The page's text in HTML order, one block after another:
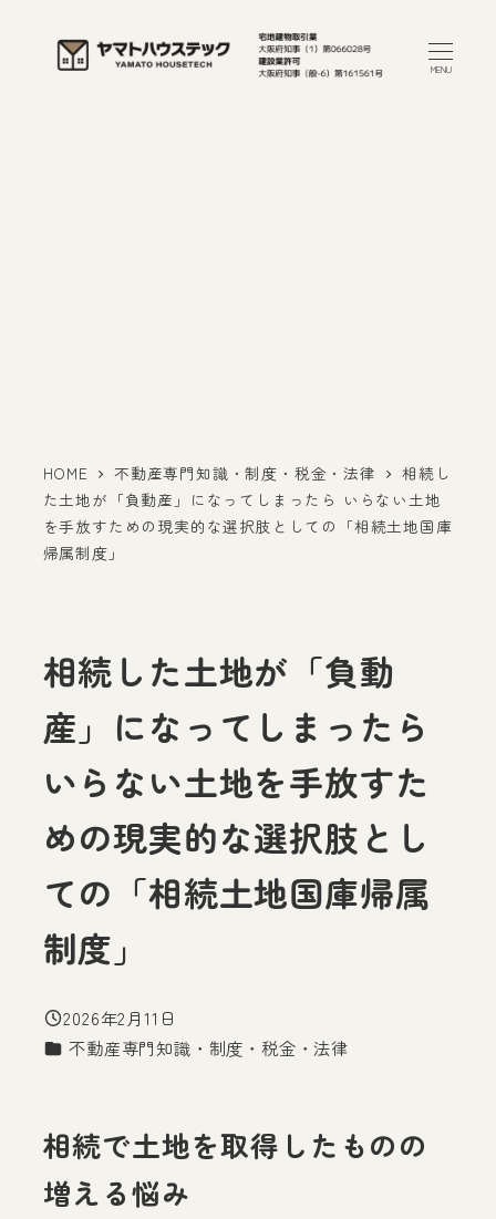
MENU
HOME 不動産専門知識・制度・税金・法律
相続し
た土地が「負動産」になってしまったら いらない土地
を手放すための現実的な選択肢としての「相続土地国庫
帰属制度」
相続した土地が「負動
産」になってしまったら
いらない土地を手放すた
めの現実的な選択肢とし
ての「相続土地国庫帰属
制度」
投稿日
2026年2月11日
カテゴリー
不動産専門知識・制度・税金・法律
相続で土地を取得したものの
増える悩み